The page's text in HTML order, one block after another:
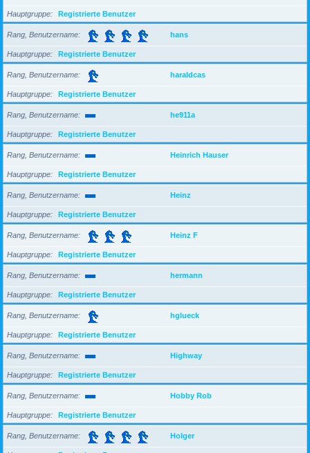
Hauptgruppe Registrierte Benutzer
Rang, Benutzername hans
Hauptgruppe Registrierte Benutzer
Rang, Benutzername haraldcas
Hauptgruppe Registrierte Benutzer
Rang, Benutzername he911a
Hauptgruppe Registrierte Benutzer
Rang, Benutzername Heinrich Hauser
Hauptgruppe Registrierte Benutzer
Rang, Benutzername Heinz
Hauptgruppe Registrierte Benutzer
Rang, Benutzername Heinz F
Hauptgruppe Registrierte Benutzer
Rang, Benutzername hermann
Hauptgruppe Registrierte Benutzer
Rang, Benutzername hglueck
Hauptgruppe Registrierte Benutzer
Rang, Benutzername Highway
Hauptgruppe Registrierte Benutzer
Rang, Benutzername Hobby Rob
Hauptgruppe Registrierte Benutzer
Rang, Benutzername Holger